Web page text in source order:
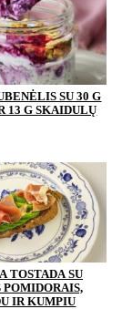
SU 30 G
13 G SKAIDULŲ
TOSTADA SU
IR KUMPIU